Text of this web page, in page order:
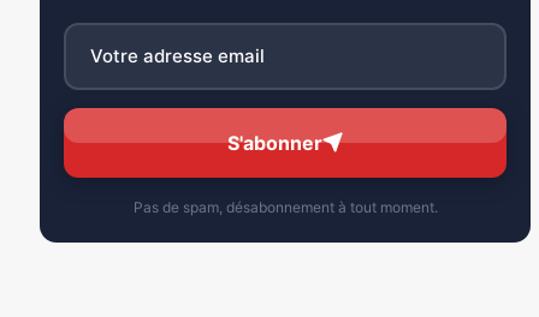
S'abonner
Pas de spam, désabonnement à tout moment.